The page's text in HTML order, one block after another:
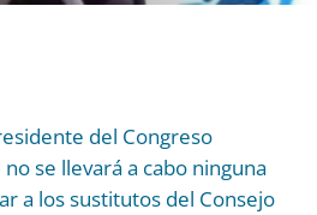
del Congreso
se llevará a cabo ninguna
a los sustitutos del Consejo